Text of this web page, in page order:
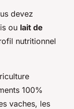
devez
ou lait de
nutritionnel
100%
vaches, les